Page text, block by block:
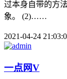
过本身自带的方
象。 (2)……
2021-04-24
一点网V